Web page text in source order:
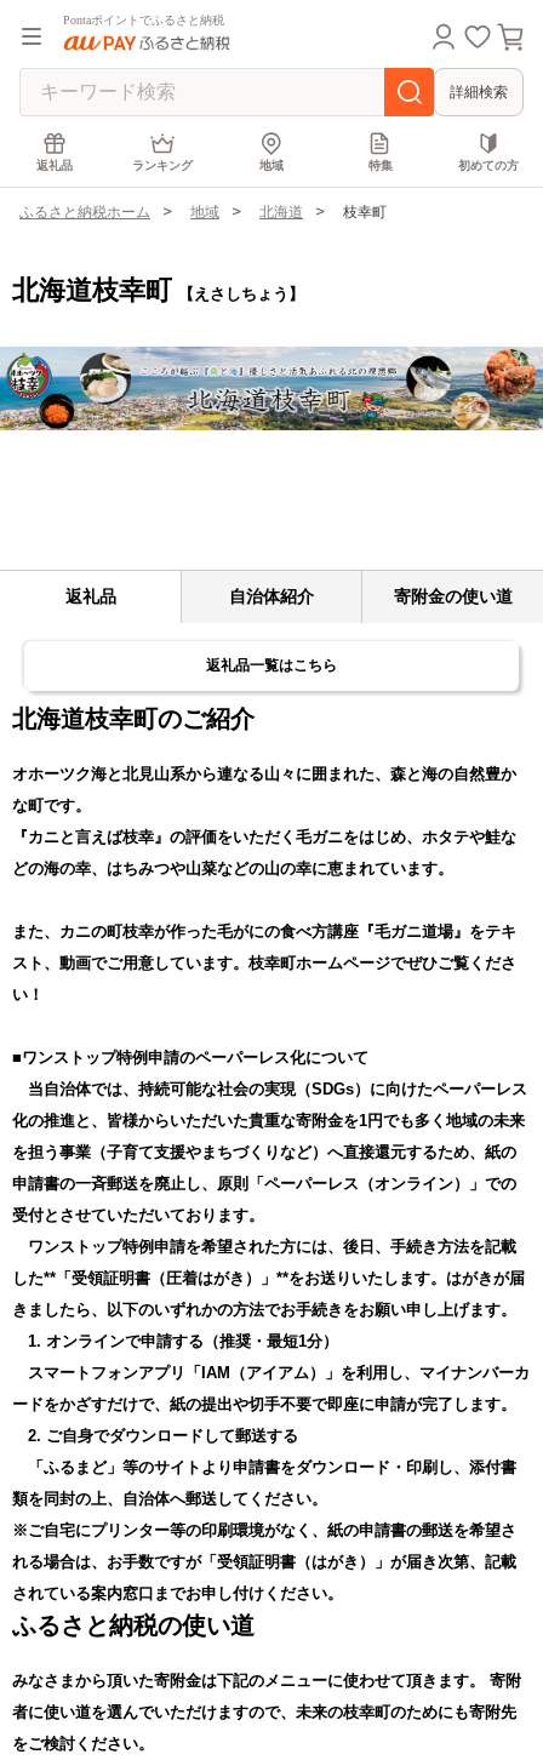
Pontaポイントでふるさと納税
詳細検索
返礼品 ランキング 地域 特集 初めての方
ふるさと納税ホーム 地域 北海道 枝幸町
北海道枝幸町 【えさしちょう】
返礼品 自治体紹介 寄附金の使い道
返礼品一覧はこちら
北海道枝幸町のご紹介
オホーツク海と北見山系から連なる山々に囲まれた、森と海の自然豊か
な町です。
『カニと言えば枝幸』の評価をいただく毛ガニをはじめ、ホタテや鮭な
どの海の幸、はちみつや山菜などの山の幸に恵まれています。
また、カニの町枝幸が作った毛がにの食べ方講座『毛ガニ道場』をテキ
スト、動画でご用意しています。枝幸町ホームページでぜひご覧くださ
い！
■ワンストップ特例申請のペーパーレス化について
当自治体では、持続可能な社会の実現（SDGs）に向けたペーパーレス
化の推進と、皆様からいただいた貴重な寄附金を1円でも多く地域の未来
を担う事業（子育て支援やまちづくりなど）へ直接還元するため、紙の
申請書の一斉郵送を廃止し、原則「ペーパーレス（オンライン）」での
受付とさせていただいております。
ワンストップ特例申請を希望された方には、後日、手続き方法を記載
した**「受領証明書（圧着はがき）」**をお送りいたします。はがきが届
きましたら、以下のいずれかの方法でお手続きをお願い申し上げます。
1. オンラインで申請する（推奨・最短1分）
スマートフォンアプリ「IAM（アイアム）」を利用し、マイナンバーカ
ードをかざすだけで、紙の提出や切手不要で即座に申請が完了します。
2. ご自身でダウンロードして郵送する
「ふるまど」等のサイトより申請書をダウンロード・印刷し、添付書
類を同封の上、自治体へ郵送してください。
※ご自宅にプリンター等の印刷環境がなく、紙の申請書の郵送を希望さ
れる場合は、お手数ですが「受領証明書（はがき）」が届き次第、記載
されている案内窓口までお申し付けください。
ふるさと納税の使い道
みなさまから頂いた寄附金は下記のメニューに使わせて頂きます。
寄附
者に使い道を選んでいただけますので、未来の枝幸町のためにも寄附先
をご検討ください。